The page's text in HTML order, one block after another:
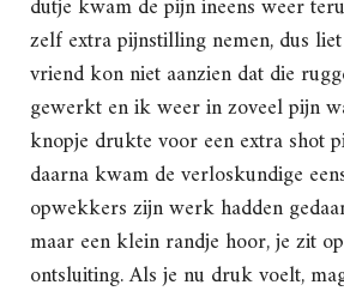
dutje kwam de pijn ineens weer
zelf extra pijnstilling nemen, dus
vriend kon niet aanzien dat die
gewerkt en ik weer in zoveel pijn
knopje drukte voor een extra shot
daarna kwam de verloskundige
opwekkers zijn werk hadden
maar een klein randje hoor, je zit
ontsluiting. Als je nu druk voelt,